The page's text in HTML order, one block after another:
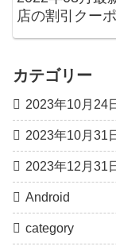
店の割引クー
カテゴリー
2023年10月24
2023年10月31
2023年12月31
Android
category